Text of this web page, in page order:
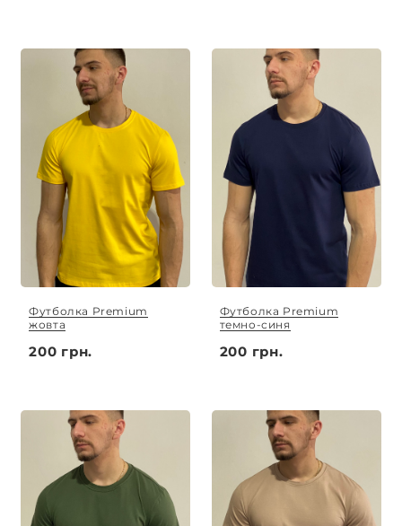
Футболка Premium
жовта
200 грн.
Футболка Premium
темно-синя
200 грн.